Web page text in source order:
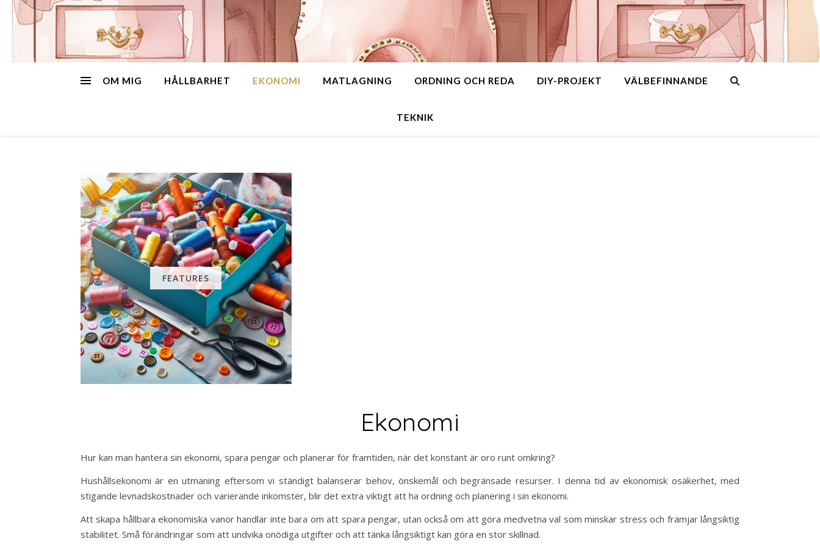
OM MIG HÅLLBARHET EKONOMI MATLAGNING ORDNING OCH REDA DIY-PROJEKT VÄLBEFINNANDE
TEKNIK
FEATURES
Ekonomi
Hur kan man hantera sin ekonomi, spara pengar och planerar för framtiden, när det konstant är oro runt omkring?
Hushållsekonomi är en utmaning eftersom vi ständigt balanserar behov, önskemål och begränsade resurser. I denna tid av ekonomisk osäkerhet, med
stigande levnadskostnader och varierande inkomster, blir det extra viktigt att ha ordning och planering i sin ekonomi.
Att skapa hållbara ekonomiska vanor handlar inte bara om att spara pengar, utan också om att göra medvetna val som minskar stress och främjar långsiktig
stabilitet. Små förändringar som att undvika onödiga utgifter och att tänka långsiktigt kan göra en stor skillnad.